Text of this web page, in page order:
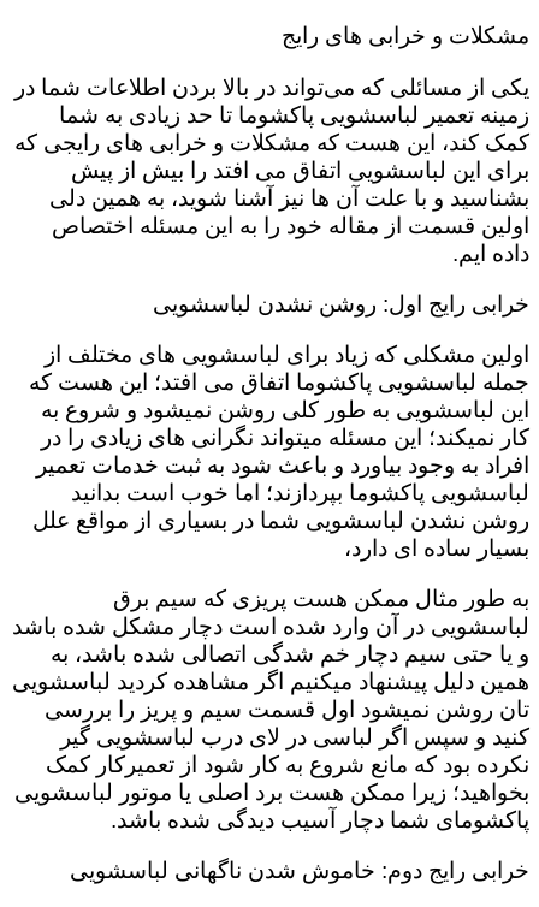
مشکلات و خرابی های رایج
یکی از مسائلی که می‌تواند در بالا بردن اطلاعات شما در
زمینه تعمیر لباسشویی پاکشوما تا حد زیادی به شما
کمک کند، این هست که مشکلات و خرابی های رایجی که
برای این لباسشویی اتفاق می افتد را بیش از پیش
بشناسید و با علت آن ها نیز آشنا شوید، به همین دلی
اولین قسمت از مقاله خود را به این مسئله اختصاص
داده ایم.
خرابی رایج اول: روشن نشدن لباسشویی
اولین مشکلی که زیاد برای لباسشویی های مختلف از
جمله لباسشویی پاکشوما اتفاق می افتد؛ این هست که
این لباسشویی به طور کلی روشن نمیشود و شروع به
کار نمیکند؛ این مسئله میتواند نگرانی های زیادی را در
افراد به وجود بیاورد و باعث شود به ثبت خدمات تعمیر
لباسشویی پاکشوما بپردازند؛ اما خوب است بدانید
روشن نشدن لباسشویی شما در بسیاری از مواقع علل
بسیار ساده ای دارد،
به طور مثال ممکن هست پریزی که سیم برق
لباسشویی در آن وارد شده است دچار مشکل شده باشد
و یا حتی سیم دچار خم شدگی اتصالی شده باشد، به
همین دلیل پیشنهاد میکنیم اگر مشاهده کردید لباسشویی
تان روشن نمیشود اول قسمت سیم و پریز را بررسی
کنید و سپس اگر لباسی در لای درب لباسشویی گیر
نکرده بود که مانع شروع به کار شود از تعمیرکار کمک
بخواهید؛ زیرا ممکن هست برد اصلی یا موتور لباسشویی
پاکشومای شما دچار آسیب دیدگی شده باشد.
خرابی رایج دوم: خاموش شدن ناگهانی لباسشویی